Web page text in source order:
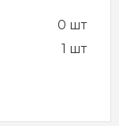
0 шт
1 шт